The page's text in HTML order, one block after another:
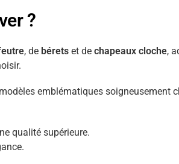
?
, de bérets et de chapeaux cloche,
emblématiques soigneusement
qualité supérieure.